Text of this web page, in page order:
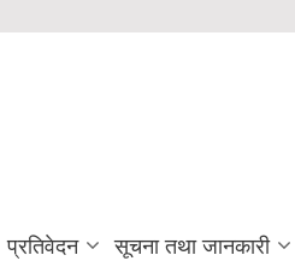
प्रतिवेदन सूचना तथा जानकारी